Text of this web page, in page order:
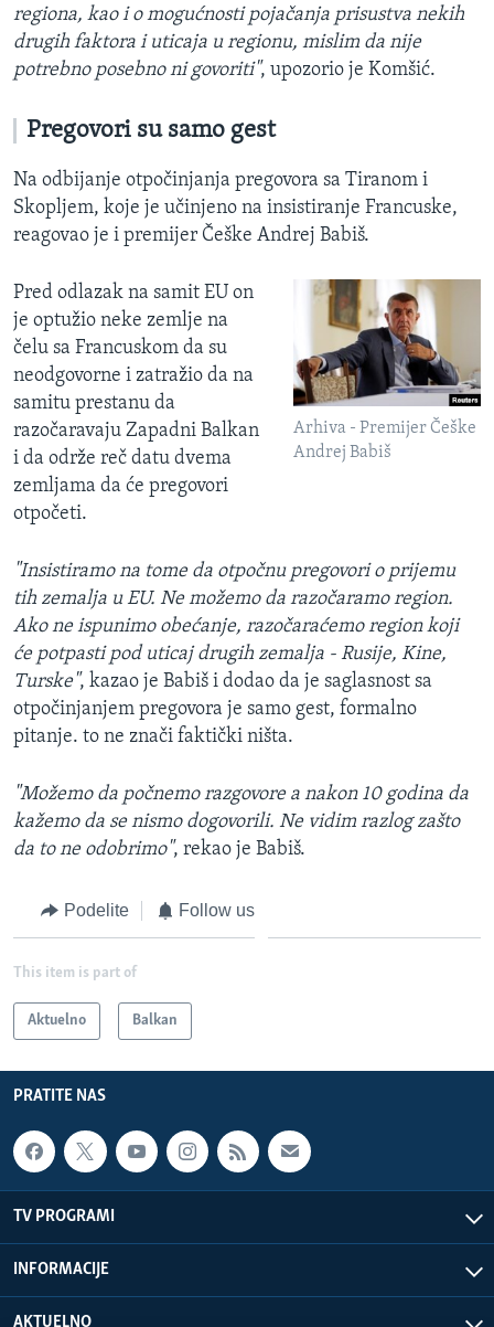
regiona, kao i o mogućnosti pojačanja prisustva nekih
drugih faktora i uticaja u regionu, mislim da nije
potrebno posebno ni govoriti", upozorio je Komšić.
Pregovori su samo gest
Na odbijanje otpočinjanja pregovora sa Tiranom i
Skopljem, koje je učinjeno na insistiranje Francuske,
reagovao je i premijer Češke Andrej Babiš.
Arhiva - Premijer Češke
Andrej Babiš
Pred odlazak na samit EU on
je optužio neke zemlje na
čelu sa Francuskom da su
neodgovorne i zatražio da na
samitu prestanu da
razočaravaju Zapadni Balkan
i da održe reč datu dvema
zemljama da će pregovori
otpočeti.
"Insistiramo na tome da otpočnu pregovori o prijemu
tih zemalja u EU. Ne možemo da razočaramo region.
Ako ne ispunimo obećanje, razočaraćemo region koji
će potpasti pod uticaj drugih zemalja - Rusije, Kine,
Turske", kazao je Babiš i dodao da je saglasnost sa
otpočinjanjem pregovora je samo gest, formalno
pitanje. to ne znači faktički ništa.
"Možemo da počnemo razgovore a nakon 10 godina da
kažemo da se nismo dogovorili. Ne vidim razlog zašto
da to ne odobrimo", rekao je Babiš.
Podelite Follow us
This item is part of
Aktuelno Balkan
PRATITE NAS
TV PROGRAMI
INFORMACIJE
AKTUELNO